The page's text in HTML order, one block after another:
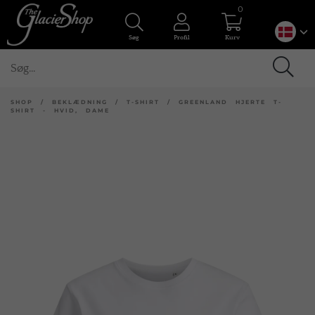
Søg Profil Kurv
0
SHOP / BEKLÆDNING / T-SHIRT / GREENLAND HJERTE T-
SHIRT - HVID, DAME